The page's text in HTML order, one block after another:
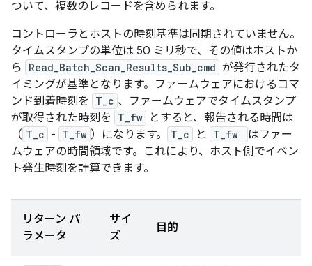
ついて、複数のレコードを含められます。
コントローラとホストの時刻基準は同期されていません。
タイムスタンプの単位は 50 ミリ秒で、その値はホストか
ら
Read_Batch_Scan_Results_Sub_cmd が発行されたタ
イミングが基準となります。ファームウェアにおけるコマ
ンド到着時刻を
T_c 、ファームウェアでタイムスタンプ
が取得された時刻を
T_fw
とすると、報告される時間は
（ T_c - T_fw ）になります。 T_c と T_fw
はファー
ムウェアの時間領域です。これにより、ホスト側でイベン
ト発生時刻を計算できます。
リターン パ
ラメータ
サイ
ズ
目的